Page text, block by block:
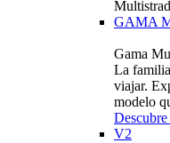
GAMA
Gama
La
viajar.
modelo
V2